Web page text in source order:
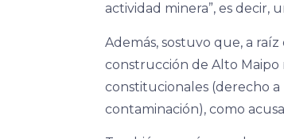
actividad minera”, es decir,
Además, sostuvo que, a
construcción de Alto Maipo
constitucionales (derecho
contaminación), como